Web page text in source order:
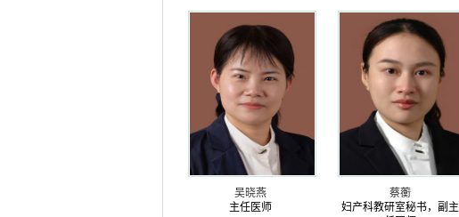
吴晓燕
主任医师
蔡蘅
妇产科教研室秘书，副主